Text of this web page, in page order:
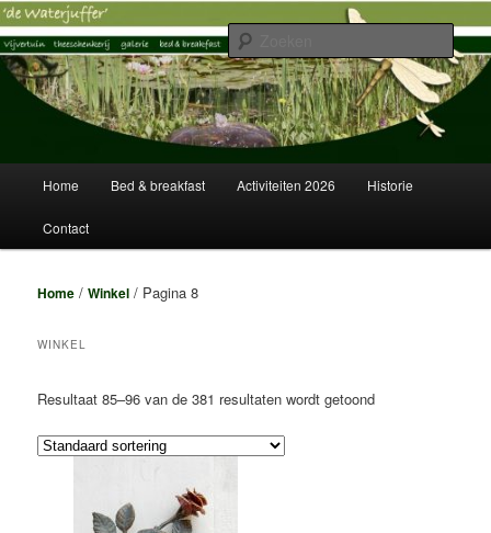
Spring
naar
de
primaire
inhoud
Spring
naar
de
secundaire
inhoudVijvertuin de Waterjuffer
Vijvertuin, Theeschenkerij, Galerie, Logies
Home Bed & breakfast Activiteiten 2026 Historie
Contact
Home /Winkel / Pagina 8
WINKEL
Resultaat 85–96 van de 381 resultaten wordt getoond